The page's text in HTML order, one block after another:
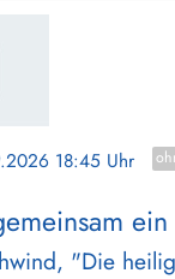
18:45 Uhr
ein
"Die